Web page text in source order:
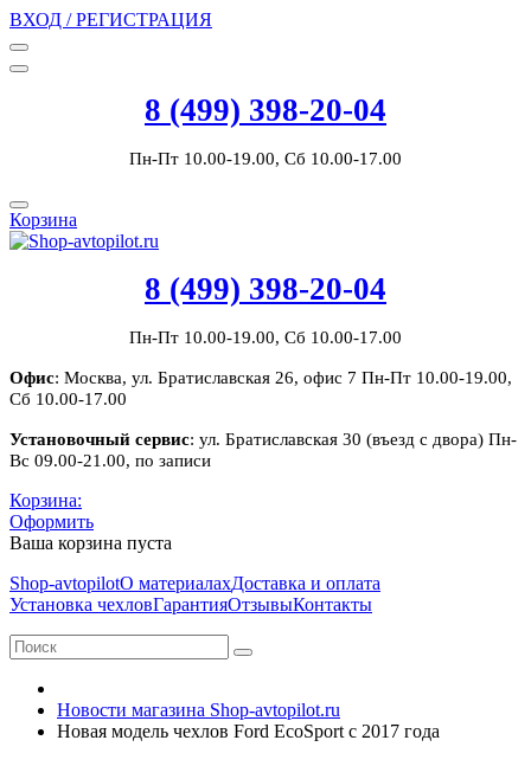
ВХОД / РЕГИСТРАЦИЯ
8 (499) 398-20-04
Пн-Пт 10.00-19.00, Сб 10.00-17.00
Корзина
8 (499) 398-20-04
Пн-Пт 10.00-19.00, Сб 10.00-17.00
Офис: Москва, ул. Братиславская 26, офис 7 Пн-Пт 10.00-19.00,
Сб 10.00-17.00
Установочный сервис: ул. Братиславская 30 (въезд с двора) Пн-
Вс 09.00-21.00, по записи
Корзина:
Оформить
Ваша корзина пуста
Shop-avtopilotО материалахДоставка и оплата
Установка чехловГарантияОтзывыКонтакты
Новости магазина Shop-avtopilot.ru
Новая модель чехлов Ford EcoSport с 2017 года